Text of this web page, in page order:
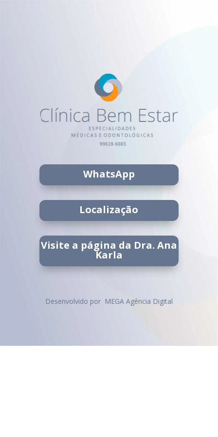
WhatsApp
Localização
Visite a página da Dra. Ana
Karla
Desenvolvido por MEGA Agência Digital